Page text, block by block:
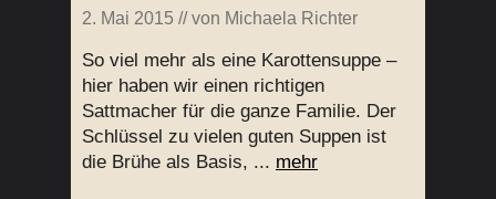
2. Mai 2015 // von Michaela Richter
So viel mehr als eine Karottensuppe –
hier haben wir einen richtigen
Sattmacher für die ganze Familie. Der
Schlüssel zu vielen guten Suppen ist
die Brühe als Basis, ... mehr